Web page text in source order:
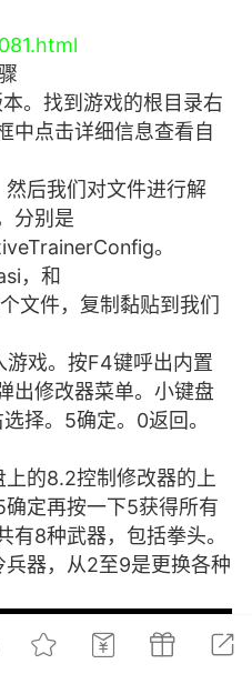
逃离塔科夫
战地5
每日排行
示自动发
答：查看
卡密，或
看订单，
。找到游戏的根目录右
中点击详细信息查看自
后我们对文件进行解
分别是
。
，和
文件，复制黏贴到我们
戏。按F4键呼出内置
出修改器菜单。小键盘
择。5确定。0返回。
的8.2控制修改器的上
定再按一下5获得所有
有8种武器，包括拳头。
器，从2至9是更换各种